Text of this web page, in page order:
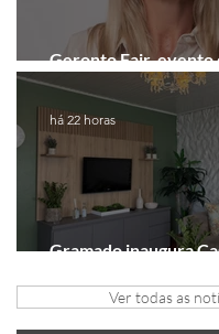
Geronto Fair, evento
realizada em formato
Gramado inaugura
há 22 horas
Ver todas as